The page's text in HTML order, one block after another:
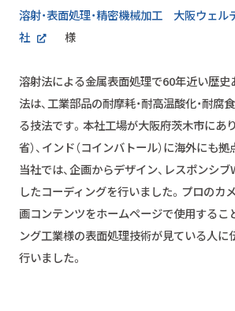
溶射・表面処理・精密機械加工 大阪ウェル
社
様
溶射法による金属表面処理で60年近い歴史
法は、工業部品の耐摩耗・耐高温酸化・耐腐
る技法です。本社工場が大阪府茨木市にあり
省）、インド（コインバトール）に海外にも拠
当社では、企画からデザイン、レスポンシ
したコーディングを行いました。プロのカ
画コンテンツをホームページで使用するこ
ング工業様の表面処理技術が見ている人に
行いました。